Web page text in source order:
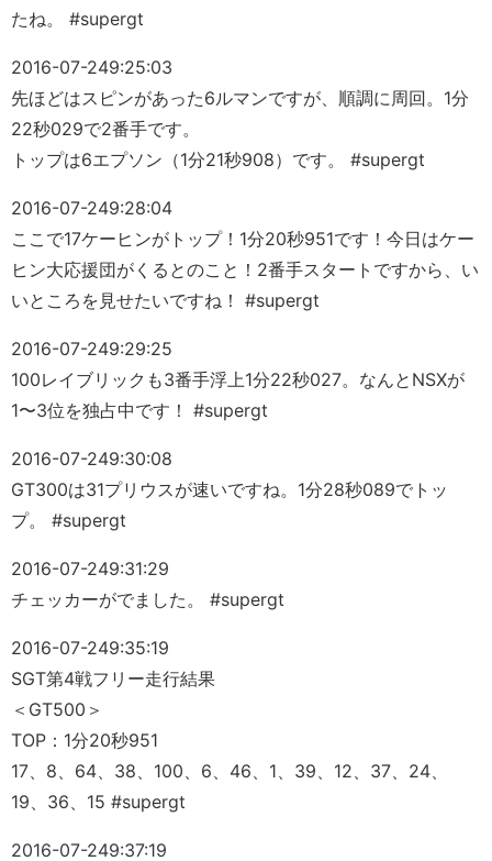
たね。 #supergt
2016-07-249:25:03
先ほどはスピンがあった6ルマンですが、順調に周回。1分
22秒029で2番手です。
トップは6エプソン（1分21秒908）です。 #supergt
2016-07-249:28:04
ここで17ケーヒンがトップ！1分20秒951です！今日はケー
ヒン大応援団がくるとのこと！2番手スタートですから、い
いところを見せたいですね！ #supergt
2016-07-249:29:25
100レイブリックも3番手浮上1分22秒027。なんとNSXが
1〜3位を独占中です！ #supergt
2016-07-249:30:08
GT300は31プリウスが速いですね。1分28秒089でトッ
プ。 #supergt
2016-07-249:31:29
チェッカーがでました。 #supergt
2016-07-249:35:19
SGT第4戦フリー走行結果
＜GT500＞
TOP：1分20秒951
17、8、64、38、100、6、46、1、39、12、37、24、
19、36、15 #supergt
2016-07-249:37:19